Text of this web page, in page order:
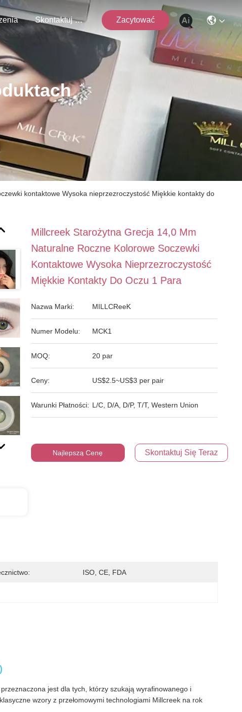
Skontaktuj Się Z Nami Zacytować
kontaktowe Wysoka nieprzezroczystość Miękkie kontakty do
Millcreek Starożytna Grecja 14,0 Mm
Naturalne Roczne Kolorowe Soczewki
Kontaktowe Wysoka Nieprzezroczystość
Miękkie Kontakty Do Oczu 1 Para
Nazwa Marki: MILLCReeK
Numer Modelu: MCK1
MOQ: 20 par
Ceny: US$2.5~US$3 per pair
Warunki Płatności: L/C, D/A, D/P, T/T, Western Union
Najlepszą Cenę Skontaktuj Się Teraz
ISO, CE, FDA
jest dla tych, którzy szukają wyrafinowanego i
wzory z przełomowymi technologiami Millcreek na rok